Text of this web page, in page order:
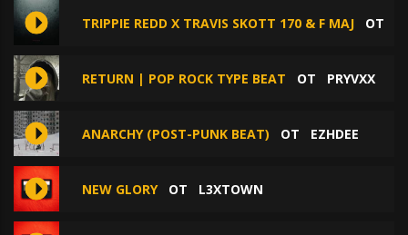
TRIPPIE REDD X TRAVIS SKOTT 170 & F MAJ ОТ
RETURN | POP ROCK TYPE BEAT ОТ PRYVXX
ANARCHY (POST-PUNK BEAT) ОТ EZHDEE
NEW GLORYОТ L3XTOWN